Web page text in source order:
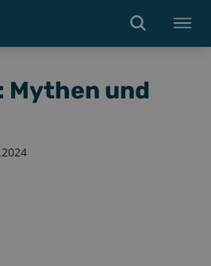
Mythen und